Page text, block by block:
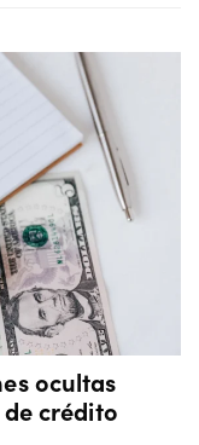
ocultas
crédito